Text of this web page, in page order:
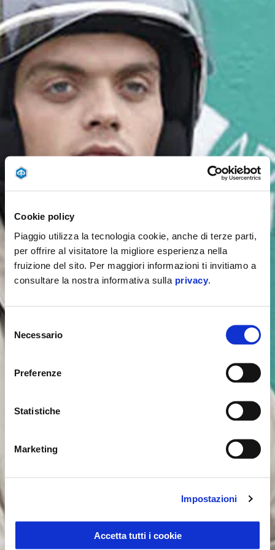
Cookie policy
Piaggio utilizza la tecnologia cookie, anche di terze parti,
per offrire al visitatore la migliore esperienza nella
fruizione del sito. Per maggiori informazioni ti invitiamo a
consultare la nostra informativa sulla privacy
delNecessario
Preferenze
Statistiche
Marketing
Impostazioni
Accetta tutti i cookie